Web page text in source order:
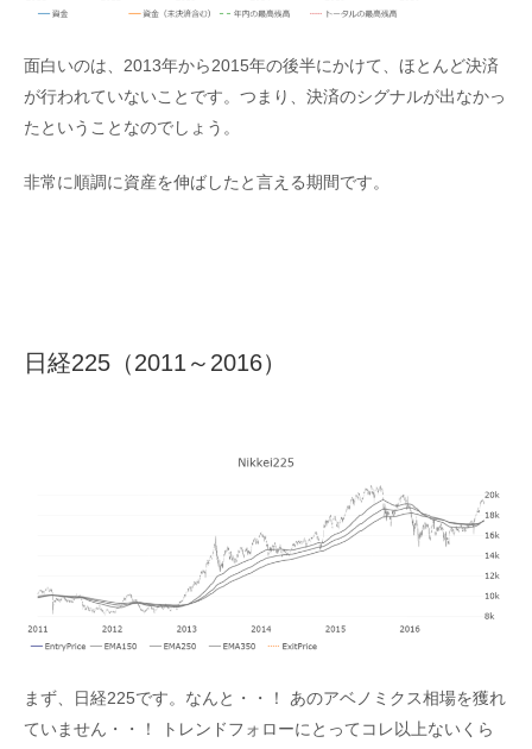
面白いのは、2013年から2015年の後半にかけて、ほとんど決済
が行われていないことです。つまり、決済のシグナルが出なかっ
たということなのでしょう。
非常に順調に資産を伸ばしたと言える期間です。
日経225（2011～2016）
まず、日経225です。なんと・・！ あのアベノミクス相場を獲れ
ていません・・！ トレンドフォローにとってコレ以上ないくら